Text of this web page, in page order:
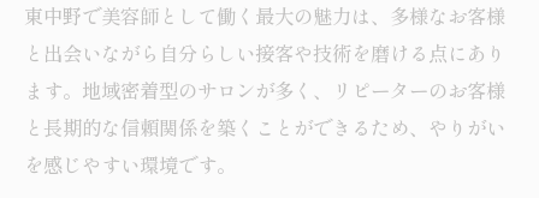
東中野の美容師求人がキャリア支援に強い訳
美容師求人で得られる東中野のキャリア支
援
東中野美容師求人のキャリアアップ制度解
東中野で美容師として働く最大の魅力は、多様なお客様
と出会いながら自分らしい接客や技術を磨ける点にあり
ます。地域密着型のサロンが多く、リピーターのお客様
と長期的な信頼関係を築くことができるため、やりがい
を感じやすい環境です。